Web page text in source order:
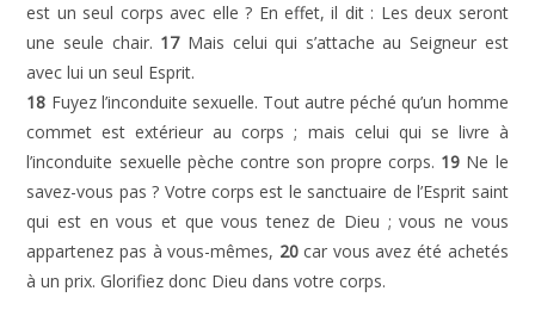
est un seul corps avec elle ? En effet, il dit : Les deux seront
une seule chair. 17Mais celui qui s’attache au Seigneur est
avec lui un seul Esprit.
18 Fuyez l’inconduite sexuelle. Tout autre péché qu’un homme
commet est extérieur au corps ; mais celui qui se livre à
l’inconduite sexuelle pèche contre son propre corps. 19 Ne le
savez-vous pas ? Votre corps est le sanctuaire de l’Esprit saint
qui est en vous et que vous tenez de Dieu ; vous ne vous
appartenez pas à vous-mêmes, 20car vous avez été achetés
à un prix. Glorifiez donc Dieu dans votre corps.